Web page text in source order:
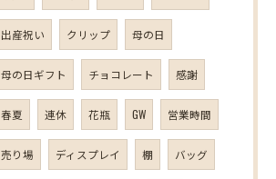
出産祝い クリップ 母の日
母の日ギフト チョコレート 感謝
春夏 連休 花瓶 GW 営業時間
売り場 ディスプレイ 棚 バッグ